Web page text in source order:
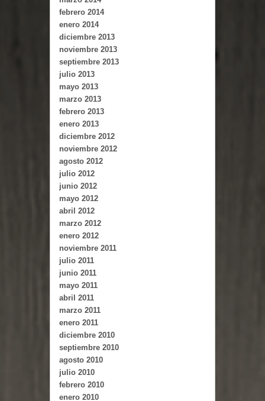
febrero 2014
enero 2014
diciembre 2013
noviembre 2013
septiembre 2013
julio 2013
mayo 2013
marzo 2013
febrero 2013
enero 2013
diciembre 2012
noviembre 2012
agosto 2012
julio 2012
junio 2012
mayo 2012
abril 2012
marzo 2012
enero 2012
noviembre 2011
julio 2011
junio 2011
mayo 2011
abril 2011
marzo 2011
enero 2011
diciembre 2010
septiembre 2010
agosto 2010
julio 2010
febrero 2010
enero 2010